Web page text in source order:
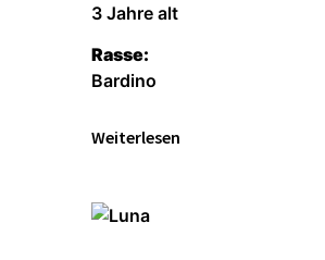
3 Jahre alt
Rasse:
Bardino
Weiterlesen